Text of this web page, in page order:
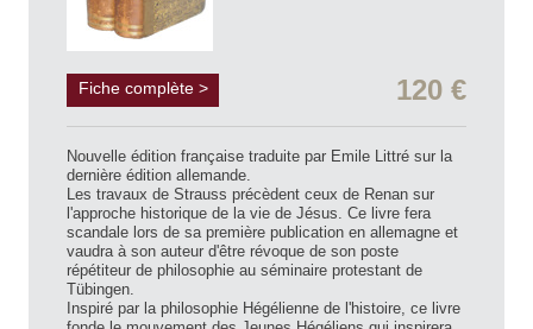
Fiche complète > 120 €
Nouvelle édition française traduite par Emile Littré sur la
dernière édition allemande.
Les travaux de Strauss précèdent ceux de Renan sur
l'approche historique de la vie de Jésus. Ce livre fera
scandale lors de sa première publication en allemagne et
vaudra à son auteur d'être révoque de son poste
répétiteur de philosophie au séminaire protestant de
Tübingen.
Inspiré par la philosophie Hégélienne de l'histoire, ce livre